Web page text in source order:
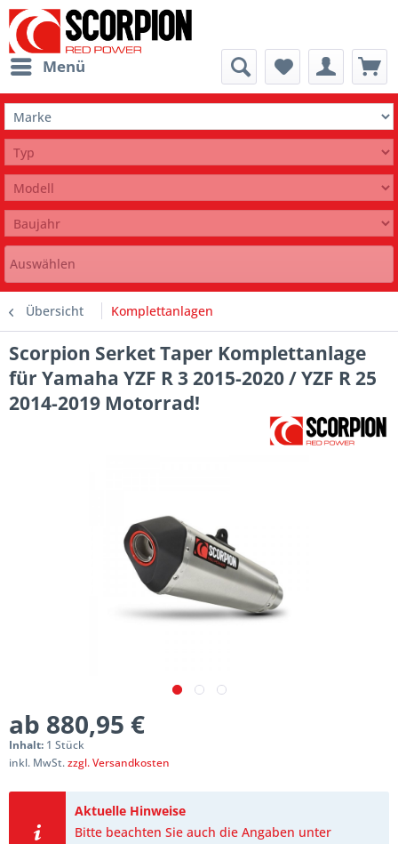
Menü
Auswählen
Übersicht Komplettanlagen
Scorpion Serket Taper Komplettanlage
für Yamaha YZF R 3 2015-2020 / YZF R 25
2014-2019 Motorrad!
ab 880,95 €
Inhalt: 1 Stück
inkl. MwSt.zzgl. Versandkosten
Aktuelle Hinweise
Bitte beachten Sie auch die Angaben unter